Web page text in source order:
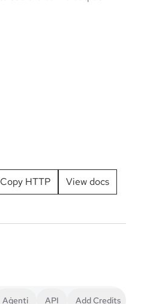
Copy HTTP View docs
Aġenti API Add Credits